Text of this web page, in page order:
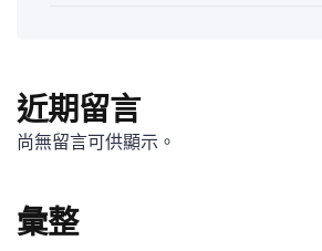
近期留言
尚無留言可供顯示。
彙整